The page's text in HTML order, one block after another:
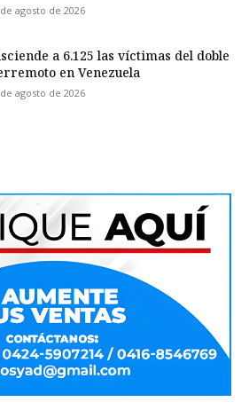
agosto de 2026
a 6.125 las víctimas del doble
en Venezuela
agosto de 2026